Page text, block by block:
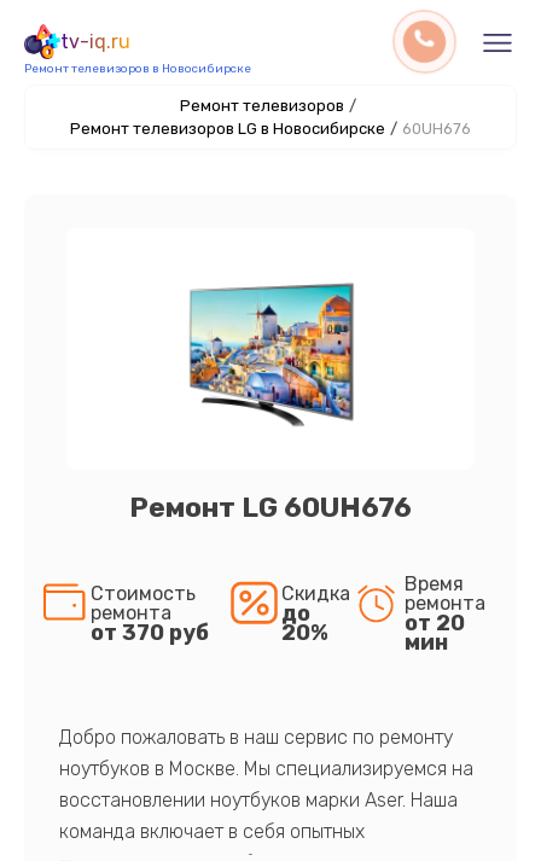
tv-iq.ru
Ремонт телевизоров в Новосибирске
Ремонт телевизоров /
Ремонт телевизоров LG в Новосибирске / 60UH676
Ремонт LG 60UH676
Стоимость
ремонта
от 370 руб
Скидка
до
20%
Время
ремонта
от 20
мин
Добро пожаловать в наш сервис по ремонту
ноутбуков в Москве. Мы специализируемся на
восстановлении ноутбуков марки Aser. Наша
команда включает в себя опытных